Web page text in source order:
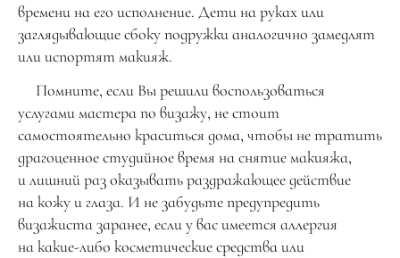
времени на его исполнение. Дети на руках или
заглядывающие сбоку подружки аналогично замедлят
или испортят макияж.
Помните, если Вы решили воспользоваться
услугами мастера по визажу, не стоит
самостоятельно краситься дома, чтобы не тратить
драгоценное студийное время на снятие макияжа,
и лишний раз оказывать раздражающее действие
на кожу и глаза. И не забудьте предупредить
визажиста заранее, если у вас имеется аллергия
на какие-либо косметические средства или